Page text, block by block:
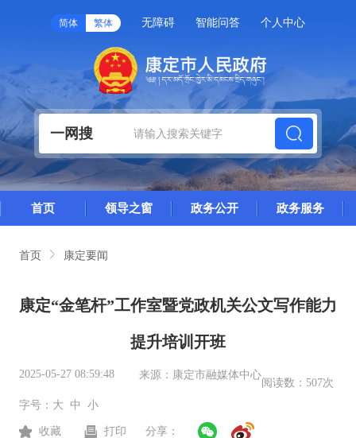
简体 繁体 无障碍 智能问答 个人中心
一网搜
首页 领导之窗 政务公开 政务服务
首页 康定要闻
康定“金笔杆”工作室暨党政机关公文写作能力
提升培训开班
2025-05-27 08:59:48 来源： 康定市融媒体中心
阅读数： 507次
字号： 大 中 小
收藏 打印 分享：